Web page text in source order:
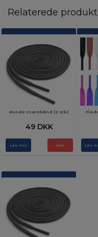
Relaterede
Runde snørebånd (2 stk.)
49 DKK
Läs mer Køb Läs